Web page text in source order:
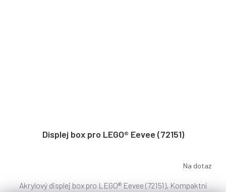
Displej box pro LEGO® Eevee (72151)
Na dotaz
Akrylový displej box pro LEGO® Eevee (72151). Kompaktní